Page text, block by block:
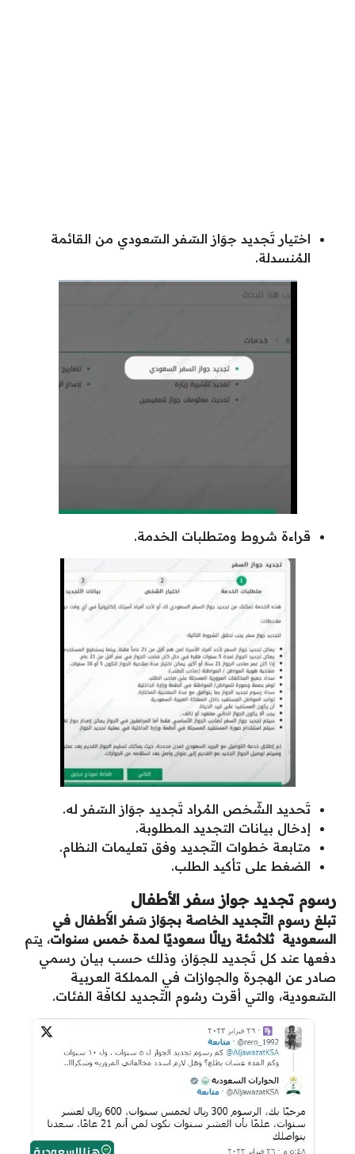
اختيار تَجديد جوَاز السّفر السّعودي من القائمة
المُنسدلة.
قراءة شروط ومتطلبات الخدمة.
تَحديد الشّخص المُراد تَجديد جوَاز السّفر له.
إدخال بيانات التجديد المطلوبة.
متابعة خطوات التّجديد وفق تعليمات النظام.
الضغط على تأكيد الطلب.
رسوم تجديد جواز سفر الأطفال
تبلغ رسوم التّجديد الخاصة بجوَاز سَفر الأَطفال في
السعودية ثلاثمئة ريالًا سعوديًا لمدة خمس سنوات، يتم
دفعها عند كل تَجديد للجوَاز، وذلك حسب بيان رسمي
صادر عن الهجرة والجوازات في المملكة العربية
السّعودية، والتي أقرت رسُوم التّجديد لكافّة الفئات.